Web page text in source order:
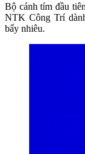
Bộ cánh tím đầu
NTK Công Trí
bấy nhiêu.